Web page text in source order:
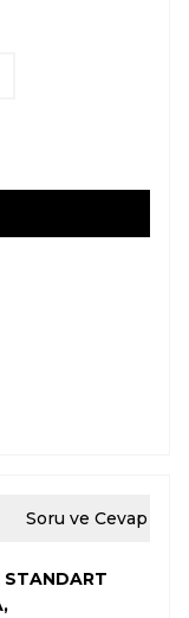
Soru ve Cevap
STANDART